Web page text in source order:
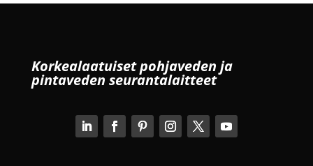
Korkealaatuiset pohjaveden ja
pintaveden seurantalaitteet